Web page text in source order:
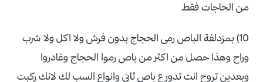
من الحاجات فقط
10) بمزدلفة الباص رمى الحجاج بدون فرش ولا اكل ولا شرب
وراح وهذا حصل من اكثر من باص رموا الحجاج وغادروا
وبعدين تروح انت تدور ع باص ثاني وانواع السب لك لانك ركبت